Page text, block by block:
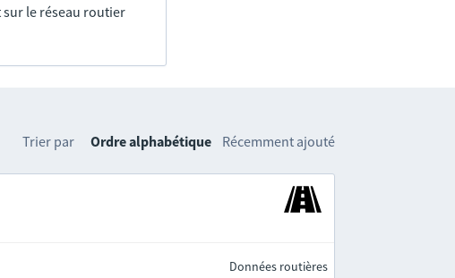
le réseau routier
Trier par Ordre alphabétique Récemment ajouté
Données routières